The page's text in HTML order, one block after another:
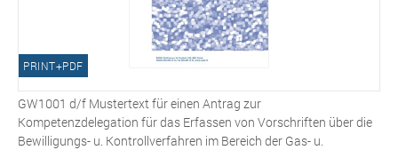
PRINT+PDF
GW1001 d/f Mustertext für einen Antrag zur
Kompetenzdelegation für das Erfassen von Vorschriften über die
Bewilligungs- u. Kontrollverfahren im Bereich der Gas- u.